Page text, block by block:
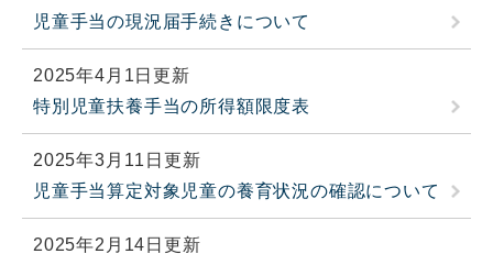
児童手当の現況届手続きについて
2025年4月1日更新
特別児童扶養手当の所得額限度表
2025年3月11日更新
児童手当算定対象児童の養育状況の確認について
2025年2月14日更新